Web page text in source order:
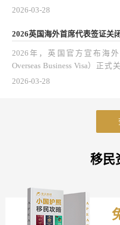
这次政策调整的核心亮点，是
一举措不仅大幅降低了高端人
2026-03-28
2026英国海外首席代表签证关
2026年，英国官方宣布海外
Overseas Business Visa）正
业、外派管理者和高净值人士的
2026-03-28
移民